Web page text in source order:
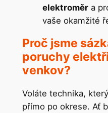
elektroměra
vaše okamžité
Proč jsme
poruchy
venkov?
Voláte technika, který
přímo po okrese. Ať